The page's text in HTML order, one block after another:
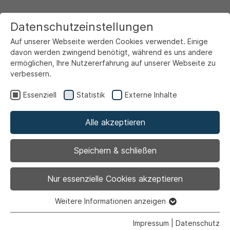
Unsere Serviceportale
Familienportal
Beratungsstellen |Gesundheit
Datenschutzeinstellungen
Auf unserer Webseite werden Cookies verwendet. Einige
davon werden zwingend benötigt, während es uns andere
ermöglichen, Ihre Nutzererfahrung auf unserer Webseite zu
verbessern.
Essenziell Statistik Externe Inhalte
Alle akzeptieren
Speichern & schließen
Nur essenzielle Cookies akzeptieren
Essenzielle Cookies werden für grundlegende Funktionen
Weitere Informationen anzeigen
Impressum Datenschutz